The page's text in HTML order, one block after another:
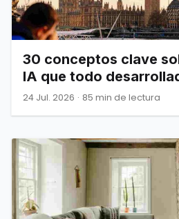
30 conceptos clave
IA que todo
dominar
24 Jul. 2026 · 85 min de lectura